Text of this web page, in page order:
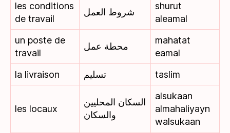
les conditions
de travail
شروط العمل
shurut
aleamal
un poste de
travail
محطة عمل
mahatat
eamal
la livraison
تسليم taslim
les locaux
السكان المحليين
والسكان
alsukaan
almahaliyayn
walsukaan